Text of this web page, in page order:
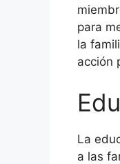
para
la
acción
La
a las